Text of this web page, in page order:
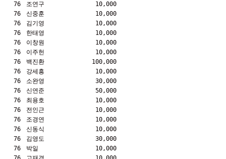
76
조연구
10,000
76
신중훈
10,000
76
김기영
10,000
76
한태영
10,000
76
이창원
10,000
76
이주헌
10,000
76
백진환
100,000
76
강세흥
10,000
76
소완영
30,000
76
신연준
50,000
76
최용호
10,000
76
전인근
10,000
76
조경연
10,000
76
신동식
10,000
76
김영도
30,000
76
박일
10,000